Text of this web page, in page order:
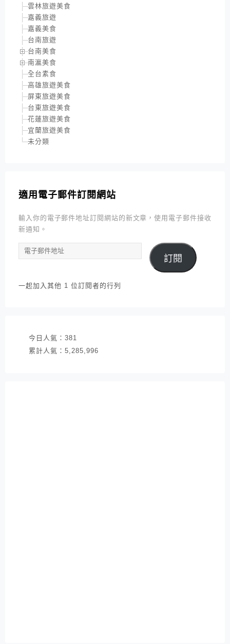
雲林旅遊美食
嘉義旅遊
嘉義美食
台南旅遊
台南美食
南瀛美食
全台素食
高雄旅遊美食
屏東旅遊美食
台東旅遊美食
花蓮旅遊美食
宜蘭旅遊美食
未分類
適用電子郵件訂閱網站
輸入你的電子郵件地址訂閱網站的新文章，使用電子郵件接收
新通知。
電
子
件
訂閱
一起加入其他 1 位訂閱者的行列
今日人氣： 381
累計人氣： 5,285,996